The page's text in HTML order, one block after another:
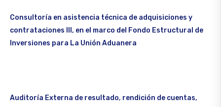
Consultoría en asistencia técnica de adquisiciones y
contrataciones III, en el marco del Fondo Estructural de
Inversiones para La Unión Aduanera
Auditoría Externa de resultado, rendición de cuentas,